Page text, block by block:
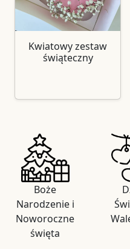
Kwiatowy zestaw
świąteczny
Boże
Narodzenie i
Noworoczne
święta